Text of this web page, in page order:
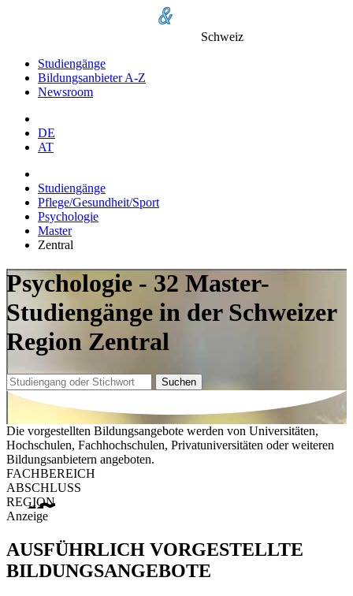
Schweiz
Studiengänge
Bildungsanbieter A-Z
Newsroom
DE
AT
Studiengänge
Pflege/Gesundheit/Sport
Psychologie
Master
Zentral
Psychologie - 32 Master-
Studiengänge in der Schweizer
Region Zentral
Suchen
Die vorgestellten Bildungsangebote werden von Universitäten,
Hochschulen, Fachhochschulen, Privatuniversitäten oder weiteren
Bildungsanbietern angeboten.
FACHBEREICH
ABSCHLUSS
REGION
Anzeige
AUSFÜHRLICH VORGESTELLTE
BILDUNGSANGEBOTE